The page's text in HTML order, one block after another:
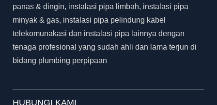
panas & dingin, instalasi pipa limbah, instalasi pipa
minyak & gas, instalasi pipa pelindung kabel
telekomunakasi dan instalasi pipa lainnya dengan
tenaga profesional yang sudah ahli dan lama terjun di
bidang plumbing perpipaan
HUBUNGI KAMI